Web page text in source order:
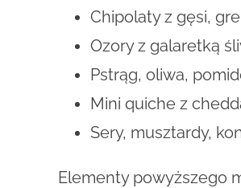
Chipolaty z gęsi,
Ozory z galaretką
Pstrąg, oliwa,
Mini quiche z
Sery, musztardy,
Elementy powyższego